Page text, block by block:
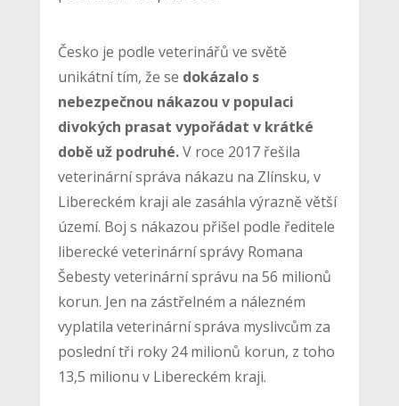
Česko je podle veterinářů ve světě
unikátní tím, že se dokázalo s
nebezpečnou nákazou v populaci
divokých prasat vypořádat v krátké
době už podruhé.V roce 2017 řešila
veterinární správa nákazu na Zlínsku, v
Libereckém kraji ale zasáhla výrazně větší
území. Boj s nákazou přišel podle ředitele
liberecké veterinární správy Romana
Šebesty veterinární správu na 56 milionů
korun. Jen na zástřelném a nálezném
vyplatila veterinární správa myslivcům za
poslední tři roky 24 milionů korun, z toho
13,5 milionu v Libereckém kraji.